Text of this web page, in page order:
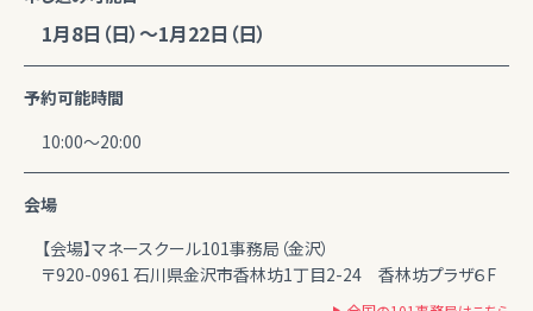
1月8日（日）～1月22日（日）
予約可能時間
10:00～20:00
会場
【会場】マネースクール101事務局（金沢）
〒920-0961 石川県金沢市香林坊1丁目2-24 香林坊プラザ６F